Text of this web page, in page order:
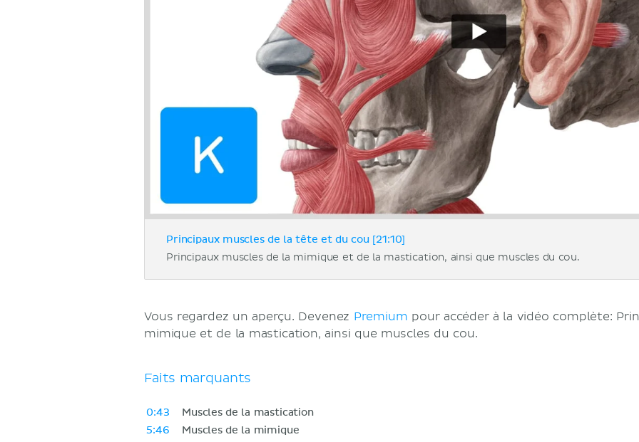
Principaux muscles de la tête et du cou [21:10]
Principaux muscles de la mimique et de la mastication, ainsi que muscles du cou.
Vous regardez un aperçu. Devenez Premium pour accéder à la vidéo complète:
mimique et de la mastication, ainsi que muscles du cou.
Faits marquants
0:43
Muscles de la mastication
5:46
Muscles de la mimique